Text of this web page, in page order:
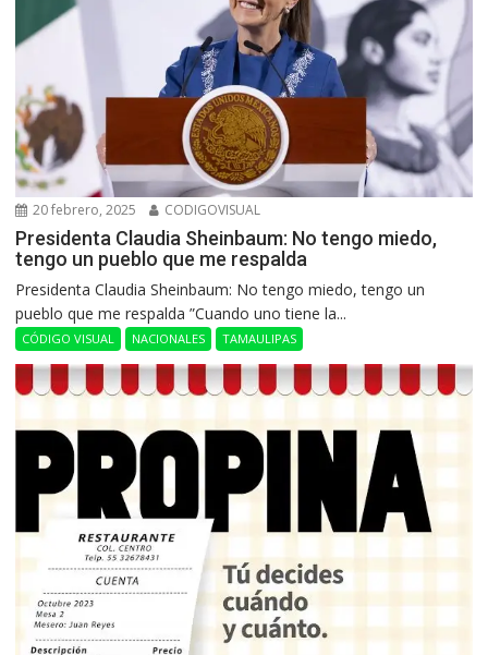
20 febrero, 2025 CODIGOVISUAL
Presidenta Claudia Sheinbaum: No tengo miedo,
tengo un pueblo que me respalda
Presidenta Claudia Sheinbaum: No tengo miedo, tengo un
pueblo que me respalda ”Cuando uno tiene la...
CÓDIGO VISUAL NACIONALES TAMAULIPAS